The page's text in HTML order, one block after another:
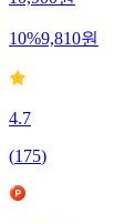
10,900원
10%9,810원
4.7
(175)